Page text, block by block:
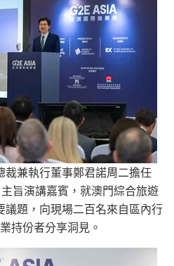
裁兼執行董事鄭君諾周二擔任
主旨演講嘉賓，就澳門綜合旅遊
議題，向現場二百名來自區內行
持份者分享洞見。